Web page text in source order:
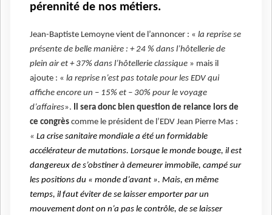
pérennité de nos métiers.
Jean-Baptiste Lemoyne vient de l’annoncer : « la reprise se
présente de belle manière : + 24 % dans l’hôtellerie de
plein air et + 37% dans l’hôtellerie classique » mais il
ajoute : « la reprise n’est pas totale pour les EDV qui
affiche encore un – 15% et – 30% pour le voyage
d’affaires».
Il sera donc bien question de relance lors de
ce congrès comme le président de l’EDV Jean Pierre Mas :
« La crise sanitaire mondiale a été un formidable
accélérateur de mutations. Lorsque le monde bouge, il est
dangereux de s’obstiner à demeurer immobile, campé sur
les positions du « monde d’avant ». Mais, en même
temps, il faut éviter de se laisser emporter par un
mouvement dont on n’a pas le contrôle, de se laisser